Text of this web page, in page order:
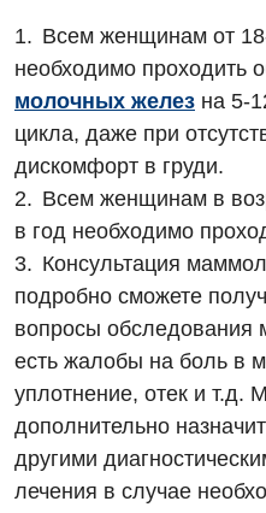
Отзывы
Видео
Маммография
Нейросонография
Рентгенография
УЗИ
Эндоскопическое
Для взрослых
Акушерство и
Андрология
Онкологическое
Отдел госпитализации
Отделение интенсивной
Отделение неотложных
Офтальмологическое
Педиатрическое
Скорая медицинская
Терапевтическое
Травматологическое
Декларирование
Лечение острого инфаркта
Национальный скрининг здоровья 40+
Украинский
Русский
Всем женщинам от
необходимо проходить
молочных желез на 5-
цикла, даже при
дискомфорт в груди.
Всем женщинам в
в год необходимо
Консультация
подробно сможете
вопросы обследования
есть жалобы на боль в
уплотнение, отек и т.д.
дополнительно
другими
лечения в случае